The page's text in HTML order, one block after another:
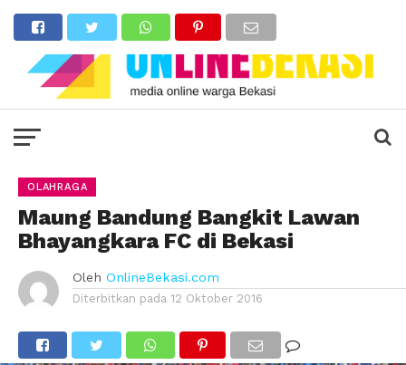
OLAHRAGA
Maung Bandung Bangkit Lawan
Bhayangkara FC di Bekasi
Oleh OnlineBekasi.com
Diterbitkan pada 12 Oktober 2016